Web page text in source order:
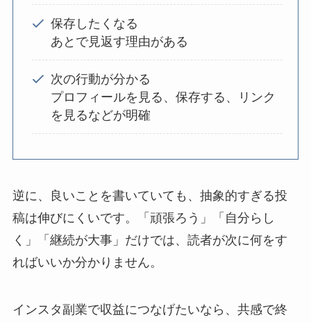
保存したくなる
あとで見返す理由がある
次の行動が分かる
プロフィールを見る、保存する、リンク
を見るなどが明確
逆に、良いことを書いていても、抽象的すぎる投
稿は伸びにくいです。「頑張ろう」「自分らし
く」「継続が大事」だけでは、読者が次に何をす
ればいいか分かりません。
インスタ副業で収益につなげたいなら、共感で終